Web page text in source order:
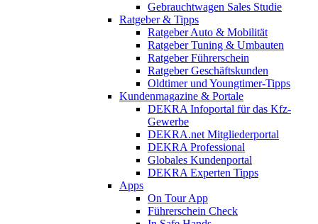
Gebrauchtwagen Sales Studie
Ratgeber & Tipps
Ratgeber Auto & Mobilität
Ratgeber Tuning & Umbauten
Ratgeber Führerschein
Ratgeber Geschäftskunden
Oldtimer und Youngtimer-Tipps
Kundenmagazine & Portale
DEKRA Infoportal für das Kfz-
Gewerbe
DEKRA.net Mitgliederportal
DEKRA Professional
Globales Kundenportal
DEKRA Experten Tipps
Apps
On Tour App
Führerschein Check